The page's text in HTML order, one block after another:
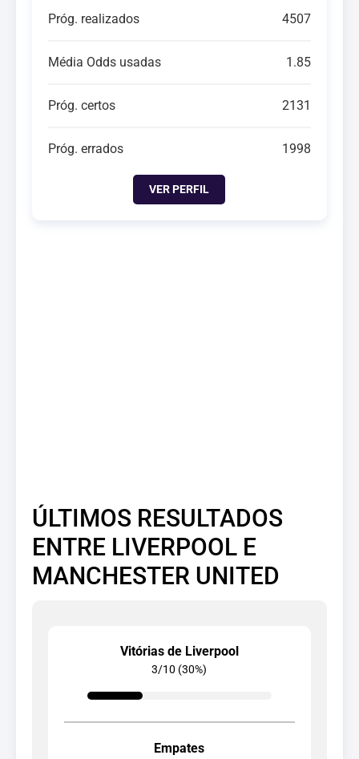
Próg. realizados 4507
Média Odds usadas 1.85
Próg. certos 2131
Próg. errados 1998
VER PERFIL
ÚLTIMOS RESULTADOS
ENTRE LIVERPOOL E
MANCHESTER UNITED
Vitórias de Liverpool
3/10 (30%)
Empates